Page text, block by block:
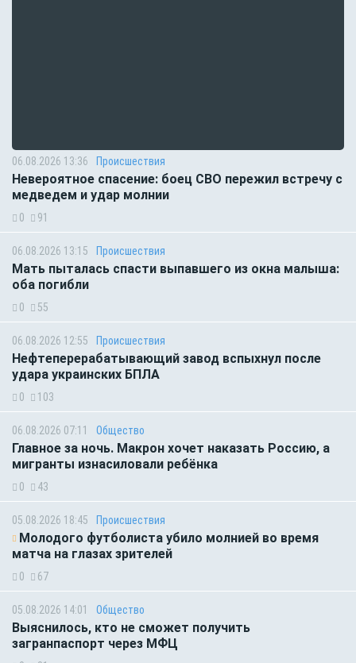
06.08.2026 13:36 Происшествия
Невероятное спасение: боец СВО пережил встречу с
медведем и удар молнии
0 91
06.08.2026 13:15 Происшествия
Мать пыталась спасти выпавшего из окна малыша:
оба погибли
0 55
06.08.2026 12:55 Происшествия
Нефтеперерабатывающий завод вспыхнул после
удара украинских БПЛА
0 103
06.08.2026 07:11 Общество
Главное за ночь. Макрон хочет наказать Россию, а
мигранты изнасиловали ребёнка
0 43
05.08.2026 18:45 Происшествия
Молодого футболиста убило молнией во время
матча на глазах зрителей
0 67
05.08.2026 14:01 Общество
Выяснилось, кто не сможет получить
загранпаспорт через МФЦ